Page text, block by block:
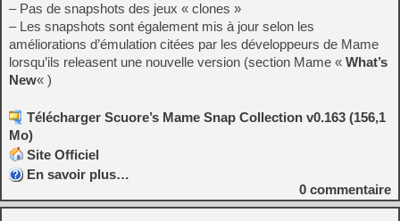
– Pas de snapshots des jeux « clones »
– Les snapshots sont également mis à jour selon les
améliorations d’émulation citées par les développeurs de Mame
lorsqu’ils releasent une nouvelle version (section Mame « What’s
New« )
Télécharger Scuore’s Mame Snap Collection v0.163 (156,1
Mo)
Site Officiel
En savoir plus…
0 commentaire